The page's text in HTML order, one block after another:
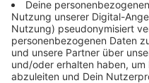
Die Corona-Impfungen
auch im Juni
Veranstaltungen